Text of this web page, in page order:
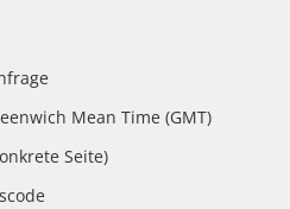
Mean Time (GMT)
Seite)